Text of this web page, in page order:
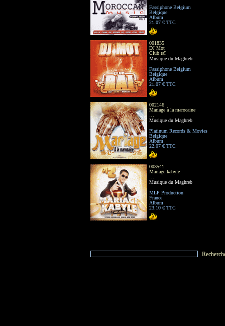
Fassiphone Belgium
Belgique
Album
21.07 € TTC
001835
DJ Mot
Club raï
Musique du Maghreb
Fassiphone Belgium
Belgique
Album
21.07 € TTC
002146
Mariage à la marocaine
Musique du Maghreb
Platinum Records & Movies
Belgique
Album
22.07 € TTC
003541
Mariage kabyle
Musique du Maghreb
MLP Production
France
Album
23.10 € TTC